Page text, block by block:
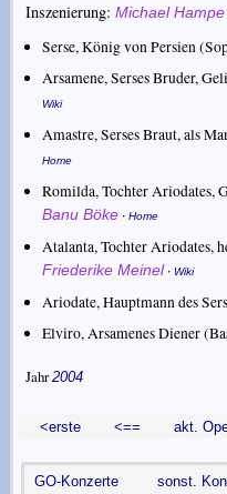
Inszenierung:Michael Hampe
Serse, König von Persien
Arsamene, Serses Bruder,
Wiki
Amastre, Serses Braut, als
Home
Romilda, Tochter Ariodates,
Banu Böke· Home
Atalanta, Tochter Ariodates,
Friederike Meinel· Wiki
Ariodate, Hauptmann des
Elviro, Arsamenes Diener
Jahr2004
<erste <== akt.
GO-Konzerte sonst.